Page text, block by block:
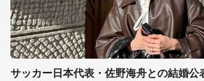
サッカー日本代表・佐野海舟との結婚公